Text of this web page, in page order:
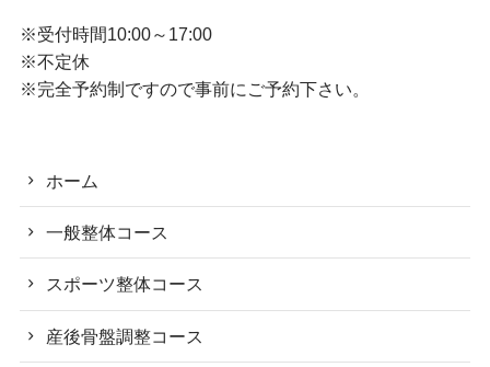
※受付時間10:00～17:00
※不定休
※完全予約制ですので事前にご予約下さい。
ホーム
一般整体コース
スポーツ整体コース
産後骨盤調整コース